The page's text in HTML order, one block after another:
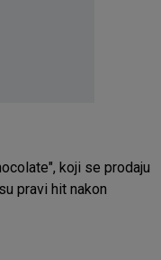
koji se prodaju
pravi hit nakon